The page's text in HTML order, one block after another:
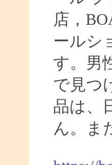
店，
ールシ
す。男
で見つ
品は、
ん。ま